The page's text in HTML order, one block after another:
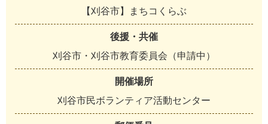
【刈谷市】まちコくらぶ
後援・共催
刈谷市・刈谷市教育委員会（申請中）
開催場所
刈谷市民ボランティア活動センター